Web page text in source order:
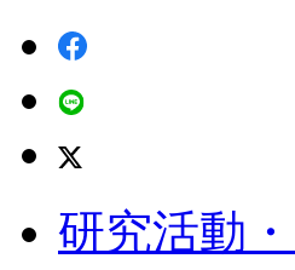
研究活動